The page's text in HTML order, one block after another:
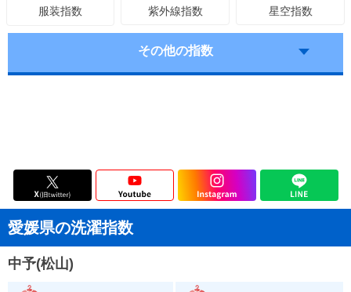
服装指数 紫外線指数 星空指数
その他の指数
愛媛県の洗濯指数
中予(松山)